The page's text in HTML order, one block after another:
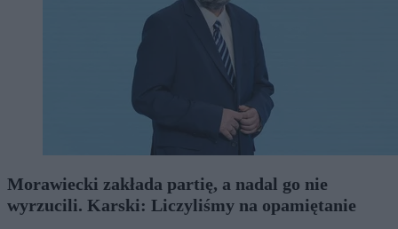
Morawiecki zakłada partię, a nadal go nie
wyrzucili. Karski: Liczyliśmy na opamiętanie